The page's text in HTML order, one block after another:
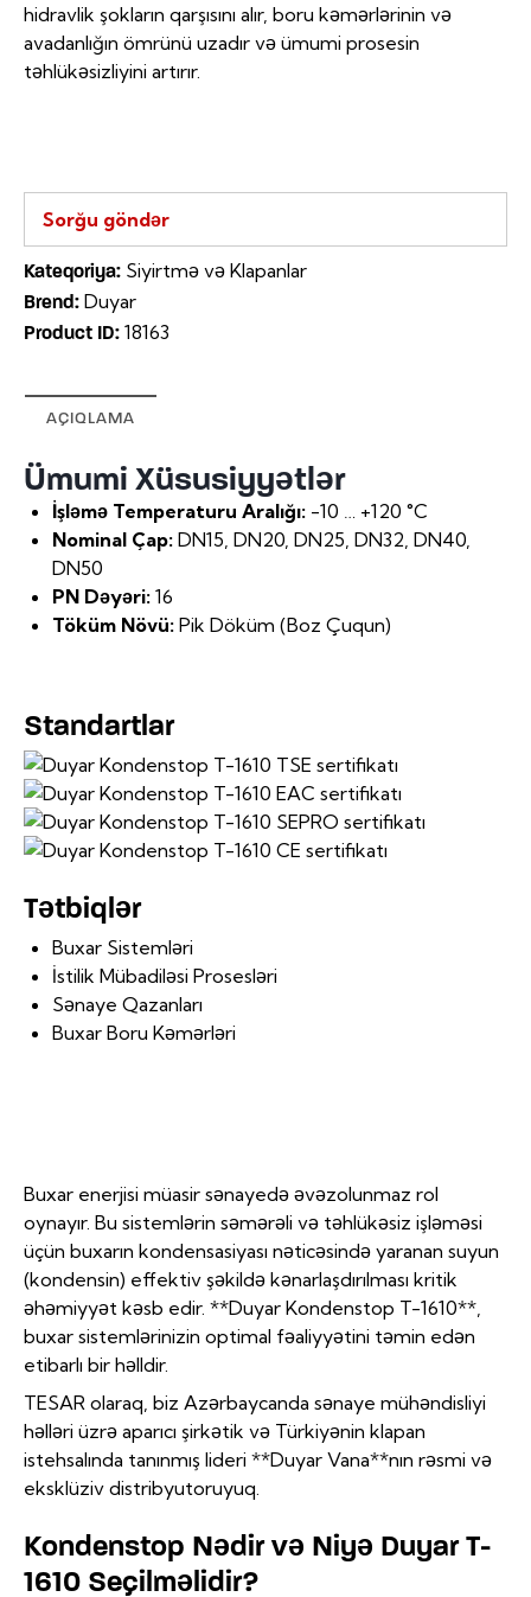
hidravlik şokların qarşısını alır, boru kəmərlərinin və
avadanlığın ömrünü uzadır və ümumi prosesin
təhlükəsizliyini artırır.
Sorğu göndər
Kateqoriya: Siyirtmə və Klapanlar
Brend: Duyar
Product ID: 18163
AÇIQLAMA
Ümumi Xüsusiyyətlər
İşləmə Temperaturu Aralığı: -10 … +120 °C
Nominal Çap: DN15, DN20, DN25, DN32, DN40,
DN50
PN Dəyəri: 16
Töküm Növü: Pik Döküm (Boz Çuqun)
Standartlar
Tətbiqlər
Buxar Sistemləri
İstilik Mübadiləsi Prosesləri
Sənaye Qazanları
Buxar Boru Kəmərləri
Buxar enerjisi müasir sənayedə əvəzolunmaz rol
oynayır. Bu sistemlərin səmərəli və təhlükəsiz işləməsi
üçün buxarın kondensasiyası nəticəsində yaranan suyun
(kondensin) effektiv şəkildə kənarlaşdırılması kritik
əhəmiyyət kəsb edir. **Duyar Kondenstop T-1610**,
buxar sistemlərinizin optimal fəaliyyətini təmin edən
etibarlı bir həlldir.
TESAR olaraq, biz Azərbaycanda sənaye mühəndisliyi
həlləri üzrə aparıcı şirkətik və Türkiyənin klapan
istehsalında tanınmış lideri **Duyar Vana**nın rəsmi və
eksklüziv distribyutoruyuq.
Kondenstop Nədir və Niyə Duyar T-
1610 Seçilməlidir?